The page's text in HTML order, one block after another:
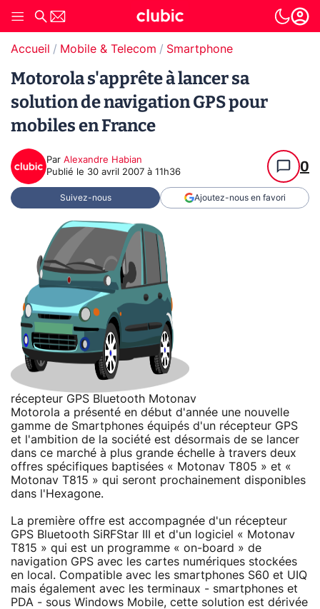
Accueil Mobile & Telecom Smartphone
Motorola s'apprête à lancer sa
solution de navigation GPS pour
mobiles en France
Par Alexandre Habian
Publié le 30 avril 2007 à 11h36 0
Suivez-nous Ajoutez-nous en favori
récepteur GPS Bluetooth Motonav
Motorola a présenté en début d'année une nouvelle
gamme de Smartphones équipés d'un récepteur GPS
et l'ambition de la société est désormais de se lancer
dans ce marché à plus grande échelle à travers deux
offres spécifiques baptisées « Motonav T805 » et «
Motonav T815 » qui seront prochainement disponibles
dans l'Hexagone.
La première offre est accompagnée d'un récepteur
GPS Bluetooth SiRFStar III et d'un logiciel « Motonav
T815 » qui est un programme « on-board » de
navigation GPS avec les cartes numériques stockées
en local. Compatible avec les smartphones S60 et UIQ
mais également avec les terminaux - smartphones et
PDA - sous Windows Mobile, cette solution est dérivée